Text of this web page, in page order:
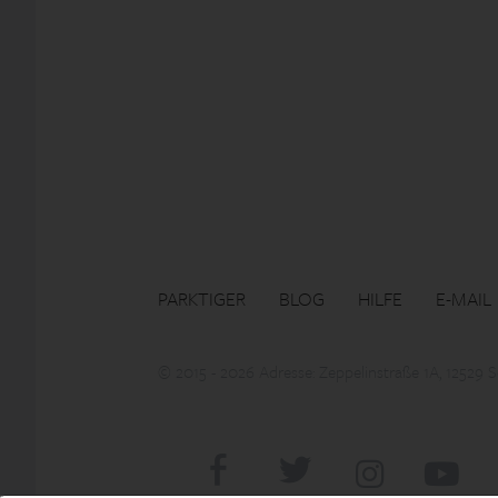
PARKTIGER BLOG HILFE E-MAIL